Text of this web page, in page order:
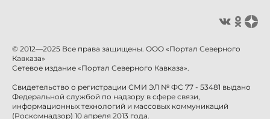
© 2012—2025 Все права защищены. ООО «Портал Северного
Кавказа»
Сетевое издание «Портал Северного Кавказа».
Свидетельство о регистрации СМИ ЭЛ № ФС 77 - 53481 выдано
Федеральной службой по надзору в сфере связи,
информационных технологий и массовых коммуникаций
(Роскомнадзор) 10 апреля 2013 года.